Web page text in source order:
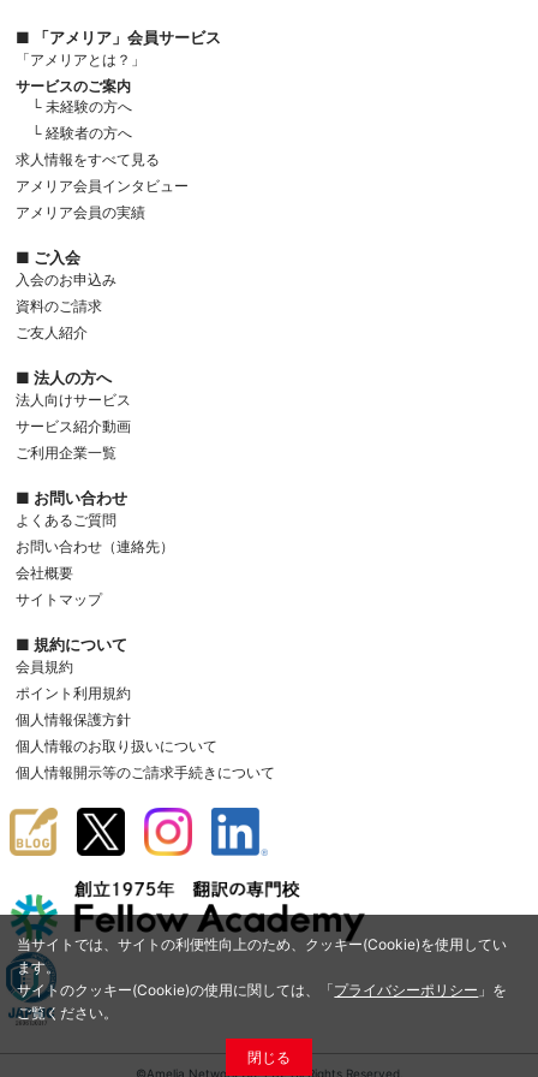
当サイトでは、サイトの利便性向上のため、クッキー(Cookie)を使用してい
ます。
サイトのクッキー(Cookie)の使用に関しては、「プライバシーポリシー 」を
ご覧ください。
閉じる
■ 「アメリア」会員サービス
「アメリアとは？」
サービスのご案内
└ 未経験の方へ
└ 経験者の方へ
求人情報をすべて見る
アメリア会員インタビュー
アメリア会員の実績
■ ご入会
入会のお申込み
資料のご請求
ご友人紹介
■ 法人の方へ
法人向けサービス
サービス紹介動画
ご利用企業一覧
■ お問い合わせ
よくあるご質問
お問い合わせ（連絡先）
会社概要
サイトマップ
■ 規約について
会員規約
ポイント利用規約
個人情報保護方針
個人情報のお取り扱いについて
個人情報開示等のご請求手続きについて
©Amelia Network Co.,Ltd. All Rights Reserved.